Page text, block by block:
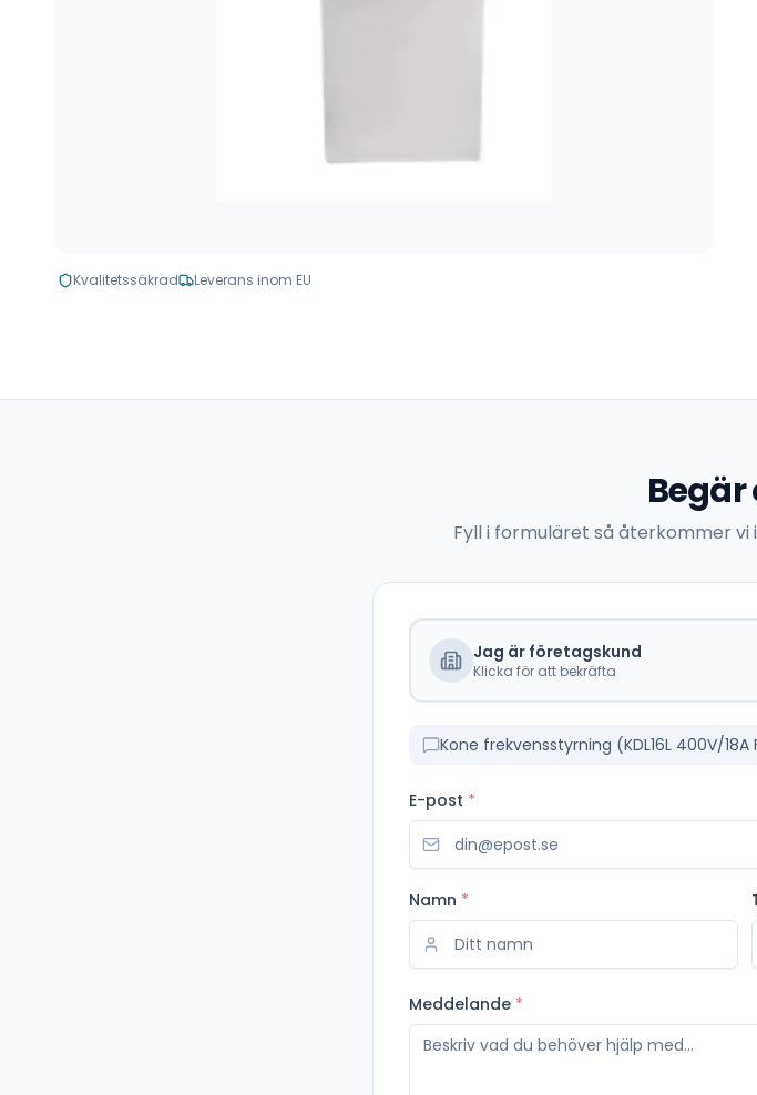
Kvalitetssäkrad Leverans inom EU
Fyll i formuläret så återkommer
Jag är företagskund
Klicka för att bekräfta
Kone frekvensstyrning (KDL16L 400V/
E-post *
Namn *
Meddelande *